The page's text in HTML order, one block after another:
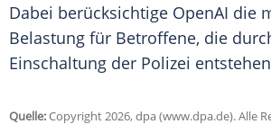
Dabei berücksichtige OpenAI die
Belastung für Betroffene, die
Einschaltung der Polizei
Quelle:Copyright 2026, dpa (www.dpa.de). Alle